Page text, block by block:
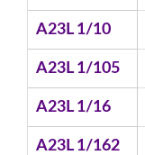
A23L 1/10
A23L 1/105
A23L 1/16
A23L 1/162